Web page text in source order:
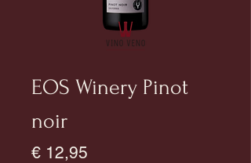
EOS Winery Pinot
noir
Prijs
€ 12,95